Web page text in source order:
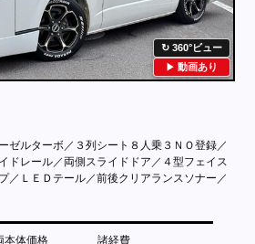
360°ビュー
動画あり
ルターボ／３列シート８人乗３ＮＯ登録／
ドレール／両側スライドドア／４型フェイス
／ＬＥＤテール／前後クリアランスソナー／
本体価格 諸経費